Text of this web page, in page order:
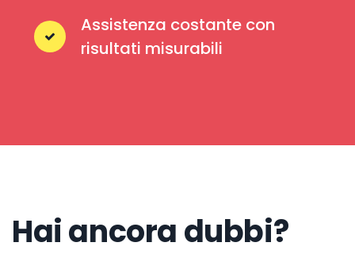
Assistenza costante con
risultati misurabili
Hai ancora dubbi?